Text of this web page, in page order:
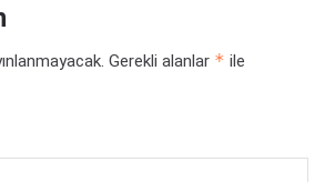
Gerekli alanlar * ile